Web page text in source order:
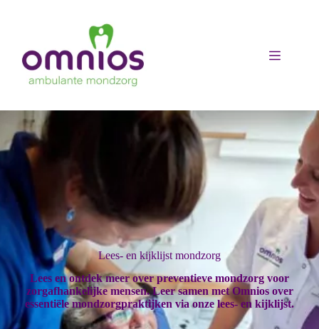
Lees- en kijklijst mondzorg
Lees en ontdek meer over preventieve mondzorg voor
zorgafhankelijke mensen. Leer samen met Omnios over
essentiële mondzorgpraktijken via onze lees- en kijklijst.